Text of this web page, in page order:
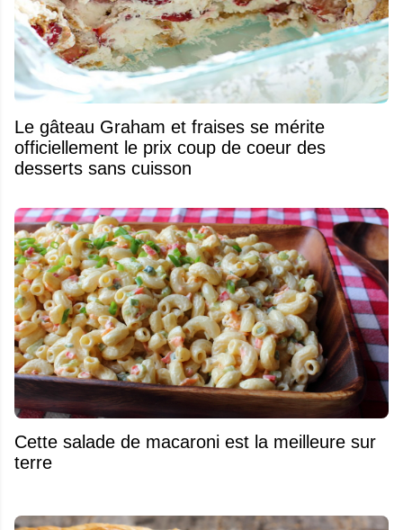
Le gâteau Graham et fraises se mérite
officiellement le prix coup de coeur des
desserts sans cuisson
Cette salade de macaroni est la meilleure sur
terre